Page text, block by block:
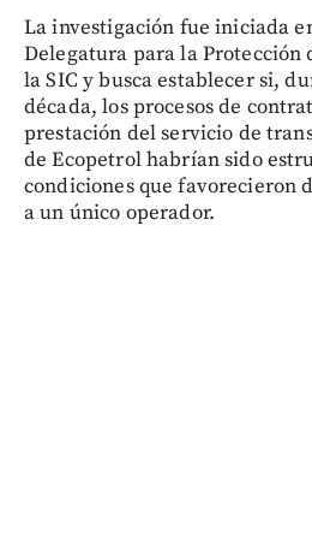
La investigación fue iniciada
Delegatura para la Protección
la SIC y busca establecer si,
década, los procesos de
prestación del servicio de
de Ecopetrol habrían sido
condiciones que favorecieron
a un único operador.